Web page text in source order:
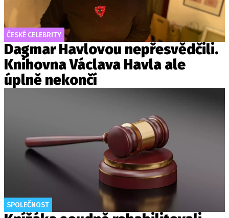
ČESKÉ CELEBRITY
Dagmar Havlovou nepřesvědčili.
Knihovna Václava Havla ale
úplně nekončí
SPOLEČNOST